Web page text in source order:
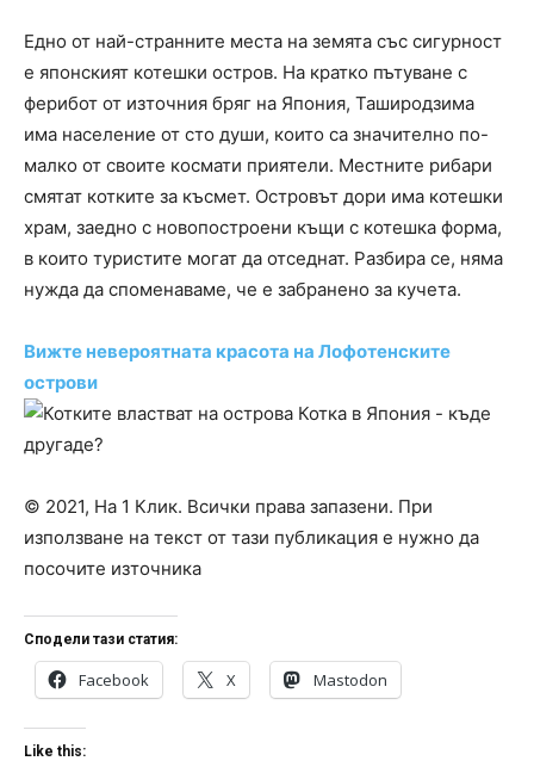
Едно от най-странните места на земята със сигурност
е японският котешки остров. На кратко пътуване с
ферибот от източния бряг на Япония, Таширодзима
има население от сто души, които са значително по-
малко от своите космати приятели. Местните рибари
смятат котките за късмет. Островът дори има котешки
храм, заедно с новопостроени къщи с котешка форма,
в които туристите могат да отседнат. Разбира се, няма
нужда да споменаваме, че е забранено за кучета.
Вижте невероятната красота на Лофотенските
острови
© 2021, На 1 Клик. Всички права запазени. При
използване на текст от тази публикация е нужно да
посочите източника
Сподели тази статия:
Facebook X Mastodon
Like this: